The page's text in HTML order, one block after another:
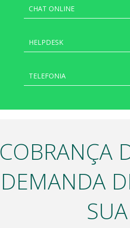
CHAT ONLINE
HELPDESK
TELEFONIA
COBRANÇA
DEMANDA